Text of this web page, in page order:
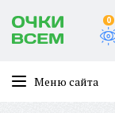
0
Меню сайта